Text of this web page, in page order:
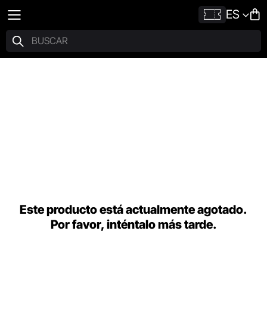
ES
Este producto está actualmente agotado.
Por favor, inténtalo más tarde.